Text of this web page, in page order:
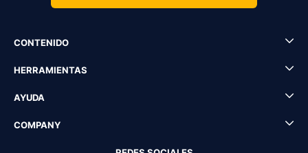
CONTENIDO
HERRAMIENTAS
AYUDA
COMPANY